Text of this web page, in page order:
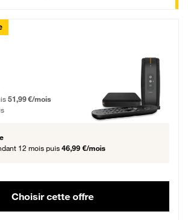
Fibre
12 mois puis 51,99 € par mois, Engagement 12 mois
51,99 €/mois
12 mois puis 46,99 €/mois
Choisir cette offre